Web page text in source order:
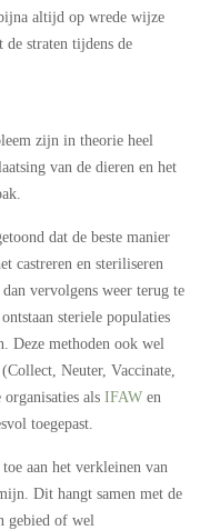
altijd op wrede wijze
de straten tijdens de
zijn in theorie heel
van de dieren en het
dat de beste manier
castreren en steriliseren
vervolgens weer terug te
steriele populaties
Deze methoden ook wel
Neuter, Vaccinate,
als IFAW en
toegepast.
aan het verkleinen van
Dit hangt samen met de
gebied of wel